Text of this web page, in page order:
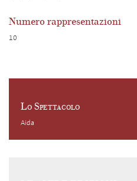
Numero rappresentazioni
10
Lo Spettacolo
Aida